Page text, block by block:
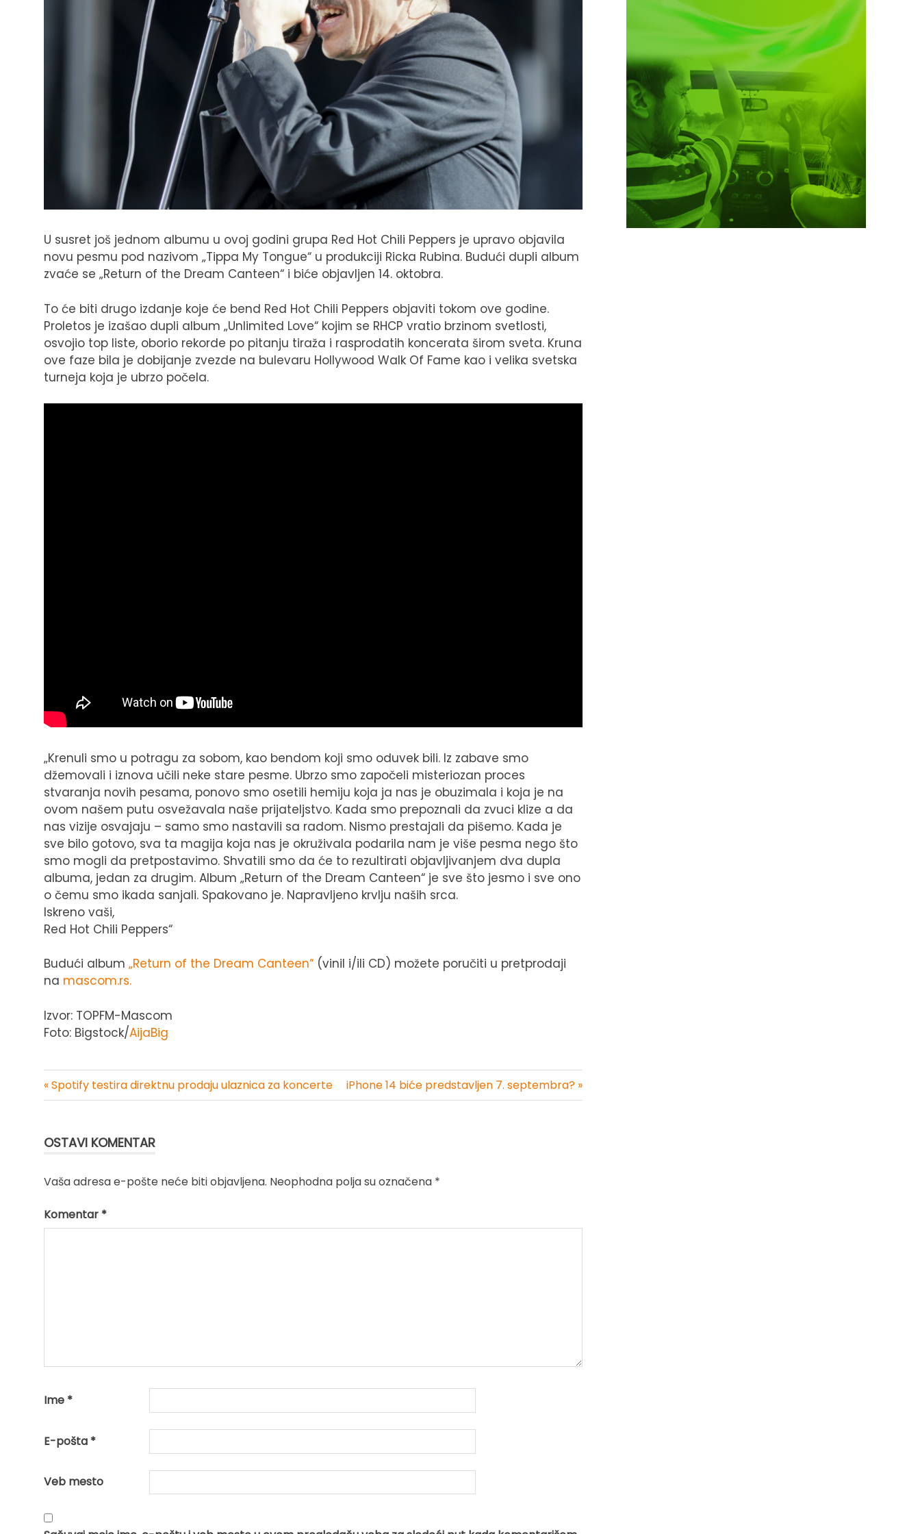
U susret još jednom albumu u ovoj godini grupa Red Hot Chili Peppers je upravo objavila
novu pesmu pod nazivom „Tippa My Tongue“ u produkciji Ricka Rubina. Budući dupli album
zvaće se „Return of the Dream Canteen“ i biće objavljen 14. oktobra.
To će biti drugo izdanje koje će bend Red Hot Chili Peppers objaviti tokom ove godine.
Proletos je izašao dupli album „Unlimited Love“ kojim se RHCP vratio brzinom svetlosti,
osvojio top liste, oborio rekorde po pitanju tiraža i rasprodatih koncerata širom sveta. Kruna
ove faze bila je dobijanje zvezde na bulevaru Hollywood Walk Of Fame kao i velika svetska
turneja koja je ubrzo počela.
„Krenuli smo u potragu za sobom, kao bendom koji smo oduvek bili. Iz zabave smo
džemovali i iznova učili neke stare pesme. Ubrzo smo započeli misteriozan proces
stvaranja novih pesama, ponovo smo osetili hemiju koja ja nas je obuzimala i koja je na
ovom našem putu osvežavala naše prijateljstvo. Kada smo prepoznali da zvuci klize a da
nas vizije osvajaju – samo smo nastavili sa radom. Nismo prestajali da pišemo. Kada je
sve bilo gotovo, sva ta magija koja nas je okruživala podarila nam je više pesma nego što
smo mogli da pretpostavimo. Shvatili smo da će to rezultirati objavljivanjem dva dupla
albuma, jedan za drugim. Album „Return of the Dream Canteen“ je sve što jesmo i sve ono
o čemu smo ikada sanjali. Spakovano je. Napravljeno krvlju naših srca.
Iskreno vaši,
Red Hot Chili Peppers“
Budući album „Return of the Dream Canteen“ (vinil i/ili CD) možete poručiti u pretprodaji
na mascom.rs.
Izvor: TOPFM-Mascom
Foto: Bigstock/AijaBig
Kretanje
« Spotify testira direktnu prodaju ulaznica za koncerte iPhone 14 biće predstavljen 7. septembra? »
OSTAVI KOMENTAR
Vaša adresa e-pošte neće biti objavljena. Neophodna polja su označena *
Komentar *
Ime *
E-pošta *
Veb mesto